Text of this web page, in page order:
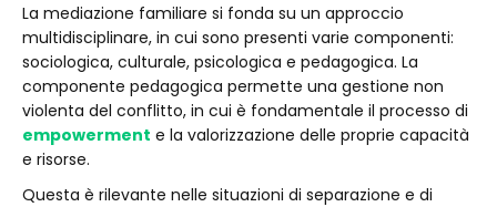
La mediazione familiare si fonda su un approccio
multidisciplinare, in cui sono presenti varie componenti:
sociologica, culturale, psicologica e pedagogica. La
componente pedagogica permette una gestione non
violenta del conflitto, in cui è fondamentale il processo di
empowerment e la valorizzazione delle proprie capacità
e risorse.
Questa è rilevante nelle situazioni di separazione e di